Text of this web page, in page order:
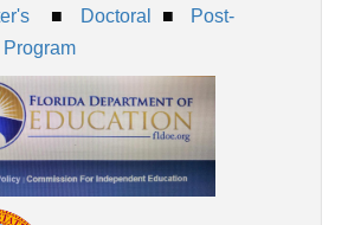
■ Doctoral ■
Post-